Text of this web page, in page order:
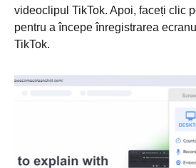
videoclipul TikTok. Apoi, faceți clic
pentru a începe înregistrarea
TikTok.